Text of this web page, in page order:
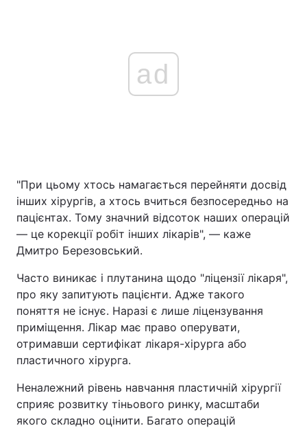
ad
"При цьому хтось намагається перейняти досвід
інших хірургів, а хтось вчиться безпосередньо на
пацієнтах. Тому значний відсоток наших операцій
— це корекції робіт інших лікарів", — каже
Дмитро Березовський.
Часто виникає і плутанина щодо "ліцензії лікаря",
про яку запитують пацієнти. Адже такого
поняття не існує. Наразі є лише ліцензування
приміщення. Лікар має право оперувати,
отримавши сертифікат лікаря-хірурга або
пластичного хірурга.
Неналежний рівень навчання пластичній хірургії
сприяє розвитку тіньового ринку, масштаби
якого складно оцінити. Багато операцій